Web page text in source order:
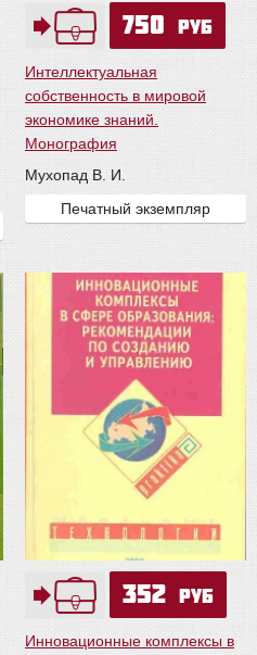
750 руб
Интеллектуальная
собственность в мировой
экономике знаний.
Монография
Мухопад В. И.
Печатный экземпляр
352 руб
Инновационные комплексы в